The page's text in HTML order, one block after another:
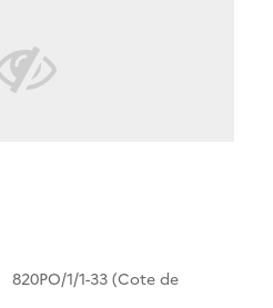
820PO/1/1-33 (Cote de